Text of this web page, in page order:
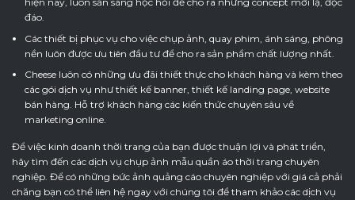
đáo.
Các thiết bị phục vụ cho việc chụp ảnh, quay phim, ánh sáng, phông
nền luôn được ưu tiên đầu tư để cho ra sản phẩm chất lượng nhất.
Cheese luôn có những ưu đãi thiết thực cho khách hàng và kèm theo
các gói dịch vụ như thiết kế banner, thiết kế landing page, website
bán hàng. Hỗ trợ khách hàng các kiến thức chuyên sâu về
marketing online.
Để việc kinh doanh thời trang của bạn được thuận lợi và phát triển,
hãy tìm đến các dịch vụ chụp ảnh mẫu quần áo thời trang chuyên
nghiệp. Để có những bức ảnh quảng cáo chuyên nghiệp với giá cả phải
chăng bạn có thể liên hệ ngay với chúng tôi để tham khảo các dịch vụ